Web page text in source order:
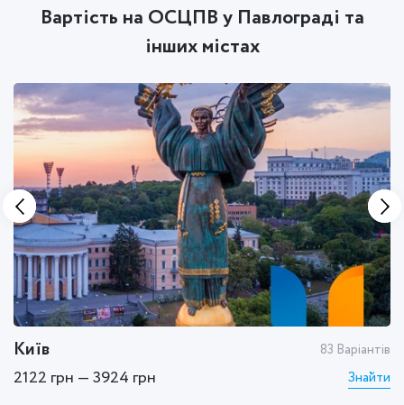
Вартість на ОСЦПВ у Павлограді та
інших містах
Київ 83 Варіантів
2122 грн — 3924 грн Знайти